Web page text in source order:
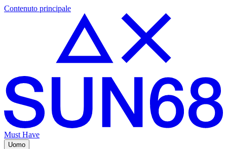
Contenuto principale
Must Have
Uomo